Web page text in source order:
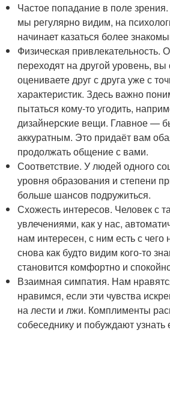
Частое попадание в поле
мы регулярно видим, на
начинает казаться более
Физическая привлекательность.
переходят на другой уровень,
оцениваете друг с друга уже с
характеристик. Здесь важно
пытаться кому-то угодить,
дизайнерские вещи. Главное —
аккуратным. Это придаёт вам
продолжать общение с вами.
Соответствие. У людей одного
уровня образования и степени
больше шансов подружиться.
Схожесть интересов. Человек с
увлечениями, как у нас,
нам интересен, с ним есть с чего
снова как будто видим кого-то
становится комфортно и
Взаимная симпатия. Нам
нравимся, если эти чувства
на лести и лжи. Комплименты
собеседнику и побуждают узнать